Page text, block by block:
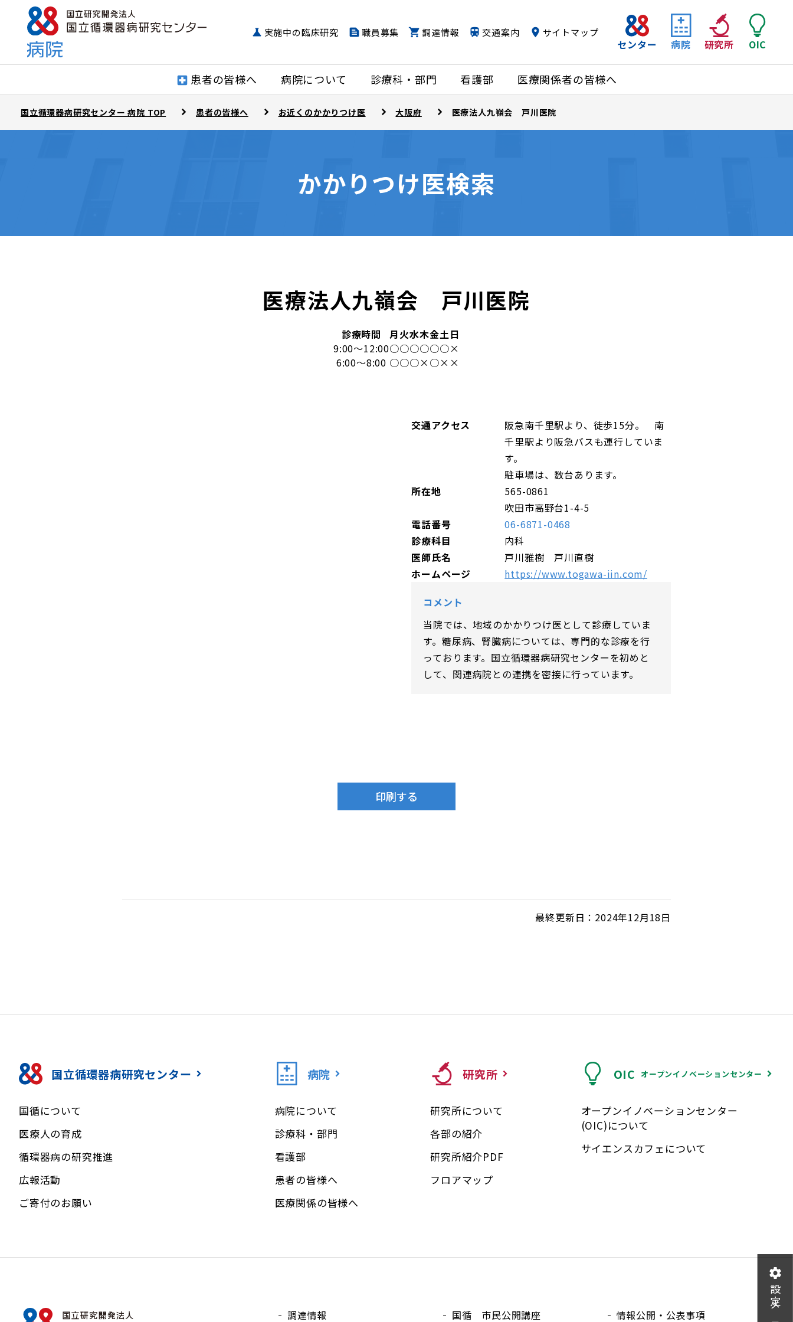
患者の皆様へ 病院について 診療科・部門 看護部 医療関係者の皆様へ
センター 病院 研究所 OIC
実施中の臨床研究 職員募集 調達情報 交通案内 サイトマップ
国立循環器病研究センター 病院 TOP 患者の皆様へ お近くのかかりつけ医 大阪府 医療法人九嶺会 戸川医院
かかりつけ医検索
医療法人九嶺会 戸川医院
診療時間 月火水木金土日
9:00～12:00○○○○○○×
6:00～8:00 ○○○× ○× ×
交通アクセス
阪急南千里駅より、徒歩15分。 南
千里駅より阪急バスも運行していま
す。
駐車場は、数台あります。
所在地
565-0861
吹田市高野台1-4-5
電話番号
06-6871-0468
診療科目
内科
医師氏名
戸川雅樹 戸川直樹
ホームページ
https://www.togawa-iin.com/
コメント
当院では、地域のかかりつけ医として診療していま
す。糖尿病、腎臓病については、専門的な診療を行
っております。国立循環器病研究センターを初めと
して、関連病院との連携を密接に行っています。
最終更新日：2024年12月18日
国立循環器病研究センター
国循について
医療人の育成
循環器病の研究推進
広報活動
ご寄付のお願い
病院
病院について
診療科・部門
看護部
患者の皆様へ
医療関係の皆様へ
研究所
研究所について
各部の紹介
研究所紹介PDF
フロアマップ
OIC オープンイノベーションセンター
オープンイノベーションセンター
(OIC)について
サイエンスカフェについて
調達情報 国循 市民公開講座 情報公開・公表事項